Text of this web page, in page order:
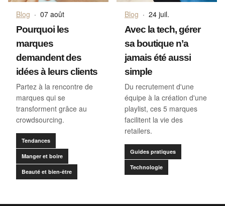
Blog · 07 août
Pourquoi les
marques
demandent des
idées à leurs clients
Partez à la rencontre de
marques qui se
transforment grâce au
crowdsourcing.
Tendances
Manger et boire
Beauté et bien-être
Blog · 24 juil.
Avec la tech, gérer
sa boutique n’a
jamais été aussi
simple
Du recrutement d'une
équipe à la création d'une
playlist, ces 5 marques
facilitent la vie des
retailers.
Guides pratiques
Technologie